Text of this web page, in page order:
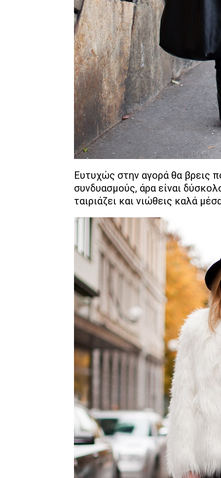
Ευτυχώς στην αγορά θα βρεις
συνδυασμούς, άρα είναι
ταιριάζει και νιώθεις καλά